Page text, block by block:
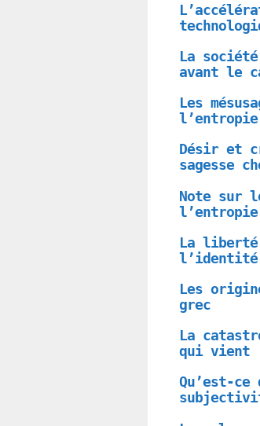
La société
avant le
Les
l’entropie
Désir et
sagesse
Note sur
l’entropie
La
l’identité
Les
grec
La
qui vient
Qu’est-ce